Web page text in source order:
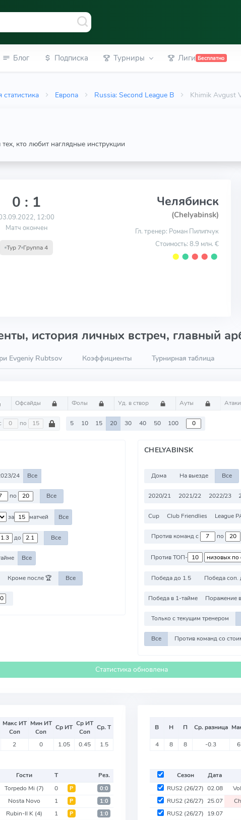
Блог Подписка Турниры Лиги Бесплатно
Европа Russia: Second League B Khimik Avgust
кто любит наглядные инструкции
0 : 1
12:00
Матч окончен
Тур 7 Группа 4
Челябинск
(Chelyabinsk)
Гл. тренер: Роман Пилипчук
Стоимость: 8.9 млн. €
⬤ ⬤ ⬤ ⬤ ⬤
история личных встреч, главный
Evgeniy Rubtsov Коэффициенты Турнирная таблица
Офсайды Фолы Уд. в створ Ауты Атаки
с по 5 10 15 20 30 40 50 100
24 Все
по Все
за матчей Все
до Все
Все
Кроме после 🏆 Все
CHELYABINSK
Дома На выезде Все
2020/21 2021/22 2022/23
Cup Club Friendlies League
Против команд с по
Против ТОП-
Победа до 1.5 Победа соп.
Победа в 1-тайме Поражение
Только с текущим тренером
Все
Статистика обновлена
Макс ИТ
Соп
Мин ИТ
Соп
Ср ИТ Ср ИТ
Соп
Ср. Т
2 0 1.05 0.45 1.5
Гости Т
Рез.
Torpedo Mi (7) 0 Р 0:0
Nosta Novo 1 Р 1:0
Rubin-II K (4) 1 Р 1:0
В Н П Ср. разница
4 8 8 -0.3 6
Сезон Дата
RUS2 (26/27) 02.08
RUS2 (26/27) 25.07
RUS2 (26/27) 19.07